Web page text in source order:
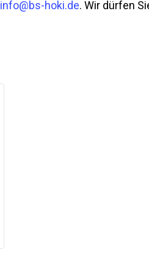
info@bs-hoki.de. Wir dürfen